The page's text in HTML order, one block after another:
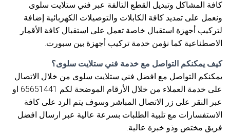
كافة المشاكل وتبديل القطع التالفة عبر فني ستلايت سلوى
ونعمل على تمديد كافة الكابلات والتوصيلات الكهربائية إضافة
لتركيب أجهزة استقبال خاصة تعمل على استقبال كافة الأقمار
الاصطناعية كما نؤمن خدمة تركيب أجهزة بين سبورت.
كيف يمكنكم التواصل مع خدمة فني ستلايت سلوى؟
يمكنكم التواصل مع افضل فني ستلايت سلوى من خلال الاتصال
على خدمة العملاء من خلال الأرقام الموضحة لكم 65651441 او
عبر النقر على زر الاتصال المباشر وسوف يتم الرد على كافة
الاستفسارات مع تلبية الطلبات بسرعة عالية عبر ارسال افضل
فريق مختص وذو خبرة عالية.